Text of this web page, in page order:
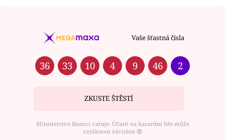
Vaše šťastná čísla
36 33 10 4 9 46 2
ZKUSTE ŠTĚSTÍ
Ministerstvo financí varuje: Účastí na hazardní hře může
vzniknout závislost ⑱